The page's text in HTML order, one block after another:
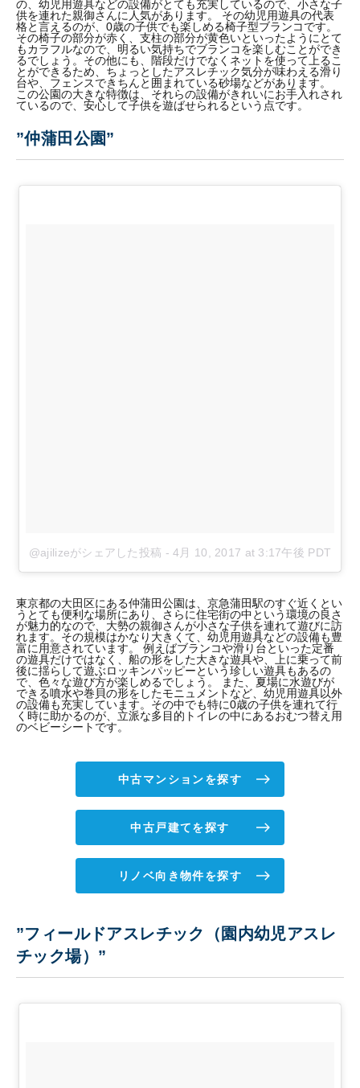
の、幼児用遊具などの設備がとても充実しているので、小さな子
供を連れた親御さんに人気があります。 その幼児用遊具の代表
格と言えるのが、0歳の子供でも楽しめる椅子型ブランコです。
その椅子の部分が赤く、支柱の部分が黄色いといったようにとて
もカラフルなので、明るい気持ちでブランコを楽しむことができ
るでしょう。その他にも、階段だけでなくネットを使って上るこ
とができるため、ちょっとしたアスレチック気分が味わえる滑り
台や、フェンスできちんと囲まれている砂場などがあります。
この公園の大きな特徴は、それらの設備がきれいにお手入れされ
ているので、安心して子供を遊ばせられるという点です。
”仲蒲田公園”
@ajilizeがシェアした投稿 -4月 10, 2017 at 3:17午後 PDT
東京都の大田区にある仲蒲田公園は、京急蒲田駅のすぐ近くとい
うとても便利な場所にあり、さらに住宅街の中という環境の良さ
が魅力的なので、大勢の親御さんが小さな子供を連れて遊びに訪
れます。その規模はかなり大きくて、幼児用遊具などの設備も豊
富に用意されています。 例えばブランコや滑り台といった定番
の遊具だけではなく、船の形をした大きな遊具や、上に乗って前
後に揺らして遊ぶロッキンパッピーという珍しい遊具もあるの
で、色々な遊び方が楽しめるでしょう。 また、夏場に水遊びが
できる噴水や巻貝の形をしたモニュメントなど、幼児用遊具以外
の設備も充実しています。その中でも特に0歳の子供を連れて行
く時に助かるのが、立派な多目的トイレの中にあるおむつ替え用
のベビーシートです。
中古マンションを探す
中古戸建てを探す
リノベ向き物件を探す
”フィールドアスレチック（園内幼児アスレ
チック場）”